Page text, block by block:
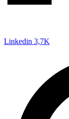
Linkedin 3,7K